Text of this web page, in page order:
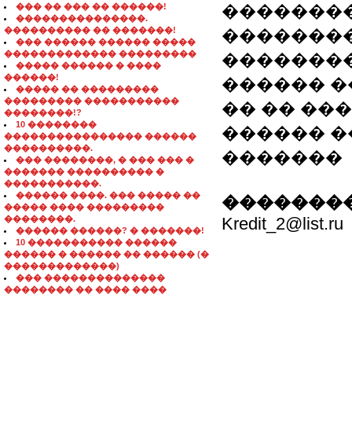
��� �� ��� �� ������!
���������������.
���������� �� �������!
��� ������ ������ �����
������������� ���������
����� ������ � ����
������!
����� �� ���������
��������� �����������
��������!?
10 ��������
���������������� ������
����������.
��� ��������, � ��� ��� �
������� ���������� �
�����������.
������ ����. ��� ����� ��
����� ���� ���������
��������.
������ ������? � �������!
10 ����������� ������
������ � ������ �� ������ (�
�������������)
��� ��������������
�������� �� ���� ����
������
�� ��
������
�������
Kredit_2@list.ru